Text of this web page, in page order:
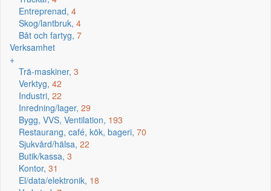
Entreprenad, 4
Skog/lantbruk, 4
Båt och fartyg, 7
Verksamhet
+
Trä-maskiner, 3
Verktyg, 42
Industri, 22
Inredning/lager, 29
Bygg, VVS, Ventilation, 193
Restaurang, café, kök, bageri, 70
Sjukvård/hälsa, 22
Butik/kassa, 3
Kontor, 31
El/data/elektronik, 18